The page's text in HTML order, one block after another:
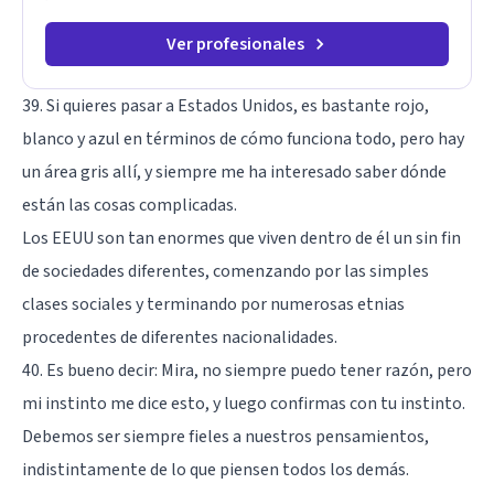
Ver profesionales
39. Si quieres pasar a Estados Unidos, es bastante rojo,
blanco y azul en términos de cómo funciona todo, pero hay
un área gris allí, y siempre me ha interesado saber dónde
están las cosas complicadas.
Los EEUU son tan enormes que viven dentro de él un sin fin
de sociedades diferentes, comenzando por las simples
clases sociales y terminando por numerosas etnias
procedentes de diferentes nacionalidades.
40. Es bueno decir: Mira, no siempre puedo tener razón, pero
mi instinto me dice esto, y luego confirmas con tu instinto.
Debemos ser siempre fieles a nuestros pensamientos,
indistintamente de lo que piensen todos los demás.